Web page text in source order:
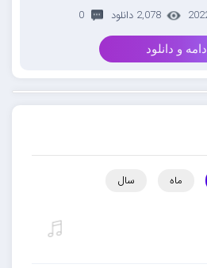
2,078 دانلود 0
ادامه و دانلود
ماه سال